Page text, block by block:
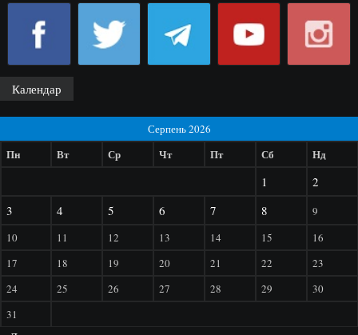
Календар
Серпень 2026
Пн Вт Ср Чт Пт Сб Нд
1
2
3
4 5 6 7 8
9
10
11 12 13 14 15
16
17
18 19 20 21 22
23
24
25 26 27 28 29
30
31